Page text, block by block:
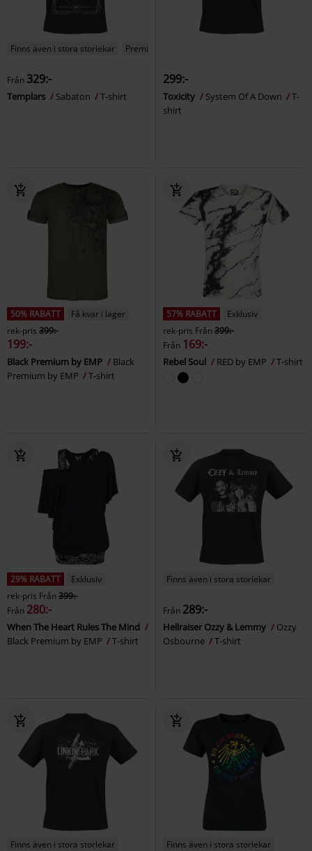
Finns även i stora storlekar Premium
Från 329:-
Templars Sabaton T-shirt
299:-
Toxicity System Of A Down
T-
shirt
50% RABATT
Få kvar i lager
rek-pris 399:-
199:-
Black Premium by EMP
Black
Premium by EMP
T-shirt
57% RABATT
Exklusiv
rek-pris Från399:-
Från 169:-
Rebel Soul RED by EMP T-shirt
29% RABATT
Exklusiv
rek-pris Från399:-
Från 280:-
When The Heart Rules The Mind
Black Premium by EMP
T-shirt
Finns även i stora storlekar
Från 289:-
Hellraiser Ozzy & Lemmy
Ozzy
Osbourne
T-shirt
Finns även i stora storlekar Finns även i stora storlekar